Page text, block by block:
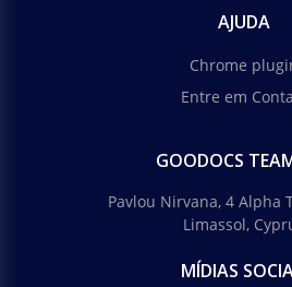
AJUDA
Chrome
Entre em
GOODOCS
Pavlou Nirvana, 4 Alpha
Limassol,
MÍDIAS